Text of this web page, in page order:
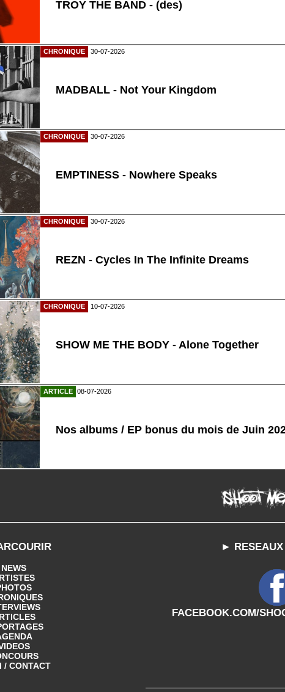
TROY THE BAND - (des)
CHRONIQUE 30-07-2026
MADBALL - Not Your Kingdom
CHRONIQUE 30-07-2026
EMPTINESS - Nowhere Speaks
CHRONIQUE 30-07-2026
REZN - Cycles In The Infinite Dreams
CHRONIQUE 10-07-2026
SHOW ME THE BODY - Alone Together
ARTICLE 08-07-2026
Nos albums / EP bonus du mois de Juin
NEWS
/ CONTACT
►
FACEBOOK.COM/